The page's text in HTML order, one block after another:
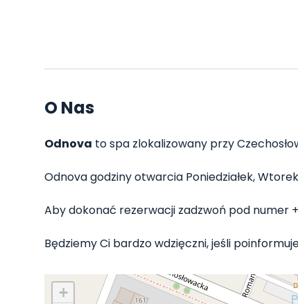
O Nas
Odnova to spa zlokalizowany przy
Odnova godziny otwarcia Poniedziałek,
Aby dokonać rezerwacji zadzwoń pod numer
Będziemy Ci bardzo wdzięczni, jeśli
+